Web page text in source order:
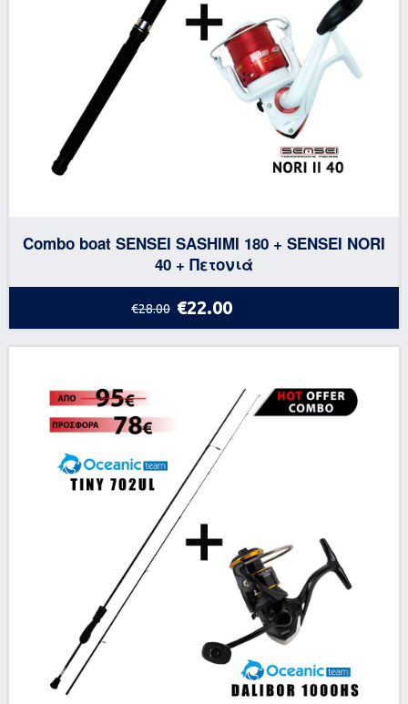
Combo boat SENSEI SASHIMI 180 + SENSEI NORI
40 + Πετονιά
€28.00 €22.00